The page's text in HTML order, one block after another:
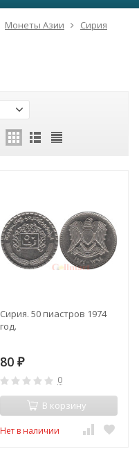
Монеты Азии
Сирия
Сирия. 50 пиастров 1974
год.
80 ₽
0
В корзину
Нет в наличии